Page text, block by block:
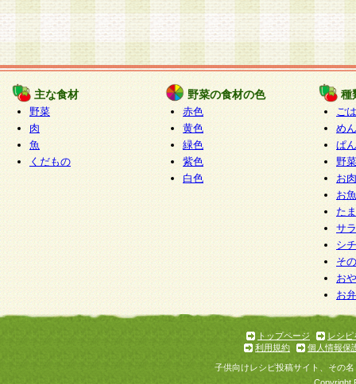
主な食材
野菜
肉
魚
くだもの
野菜の食材の色
赤色
黄色
緑色
紫色
白色
種
ご
めん
ぱん
野
お
お
た
サ
シ
そ
お
お
トップページ
レシピ
利用規約
個人情報保
子供向けレシピ投稿サイト、その